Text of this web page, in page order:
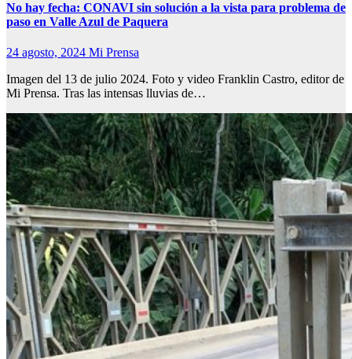
No hay fecha: CONAVI sin solución a la vista para problema de
paso en Valle Azul de Paquera
24 agosto, 2024 Mi Prensa
Imagen del 13 de julio 2024. Foto y video Franklin Castro, editor de
Mi Prensa. Tras las intensas lluvias de…